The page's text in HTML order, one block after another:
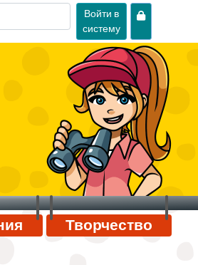
Войти в
систему
Творчество